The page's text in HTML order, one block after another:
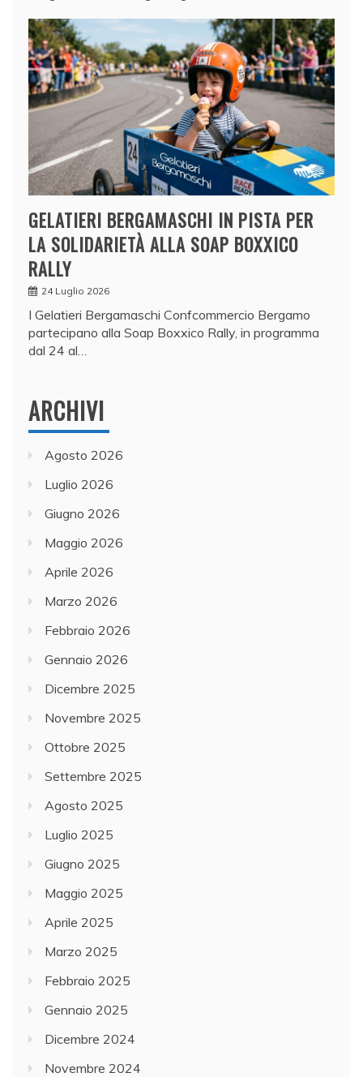
GELATIERI BERGAMASCHI IN PISTA PER
LA SOLIDARIETÀ ALLA SOAP BOXXICO
RALLY
24 Luglio 2026
I Gelatieri Bergamaschi Confcommercio Bergamo
partecipano alla Soap Boxxico Rally, in programma
dal 24 al…
ARCHIVI
Agosto 2026
Luglio 2026
Giugno 2026
Maggio 2026
Aprile 2026
Marzo 2026
Febbraio 2026
Gennaio 2026
Dicembre 2025
Novembre 2025
Ottobre 2025
Settembre 2025
Agosto 2025
Luglio 2025
Giugno 2025
Maggio 2025
Aprile 2025
Marzo 2025
Febbraio 2025
Gennaio 2025
Dicembre 2024
Novembre 2024